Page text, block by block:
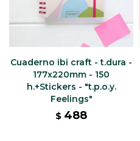
Cuaderno ibi craft - t.dura -
177x220mm - 150
h.+Stickers - "t.p.o.y.
Feelings"
$ 488